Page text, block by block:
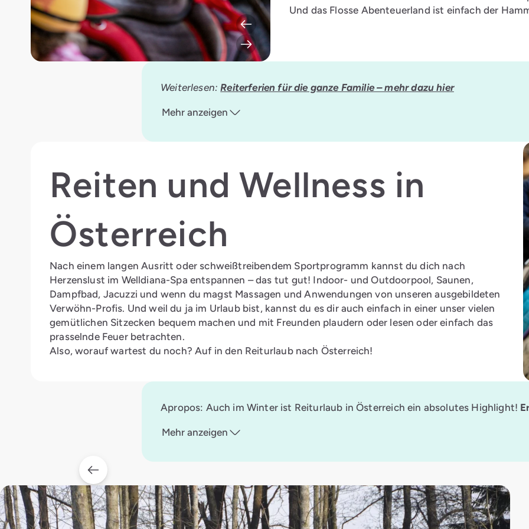
Und das Flosse Abenteuerland ist einfach der
Weiterlesen:Reiterferien für die ganze Familie – mehr dazu hier
Mehr anzeigen
Reiten und Wellness in
Österreich
Nach einem langen Ausritt oder schweißtreibendem Sportprogramm kannst du dich nach
Herzenslust im Welldiana-Spa entspannen – das tut gut! Indoor- und Outdoorpool, Saunen,
Dampfbad, Jacuzzi und wenn du magst Massagen und Anwendungen von unseren ausgebildeten
Verwöhn-Profis. Und weil du ja im Urlaub bist, kannst du es dir auch einfach in einer unser vielen
gemütlichen Sitzecken bequem machen und mit Freunden plaudern oder lesen oder einfach das
prasselnde Feuer betrachten.
Also, worauf wartest du noch? Auf in den Reiturlaub nach Österreich!
Apropos: Auch im Winter ist Reiturlaub in Österreich ein absolutes Highlight!
Mehr anzeigen